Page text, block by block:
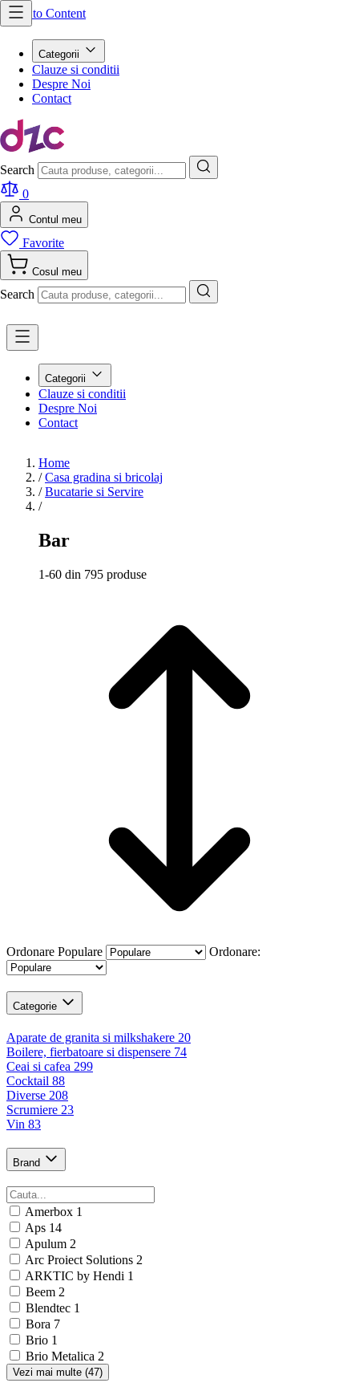
Skip to Content
Categorii
Clauze si conditii
Despre Noi
Contact
Search
0
Contul meu
Favorite
Cosul meu
Search
Categorii
Clauze si conditii
Despre Noi
Contact
Home
/ Casa gradina si bricolaj
/ Bucatarie si Servire
/
Bar
1-60 din 795 produse
Ordonare Populare Ordonare:
Categorie
Aparate de granita si milkshakere 20
Boilere, fierbatoare si dispensere 74
Ceai si cafea 299
Cocktail 88
Diverse 208
Scrumiere 23
Vin 83
Brand
Amerbox 1
Aps 14
Apulum 2
Arc Proiect Solutions 2
ARKTIC by Hendi 1
Beem 2
Blendtec 1
Bora 7
Brio 1
Brio Metalica 2
Vezi mai multe (47)